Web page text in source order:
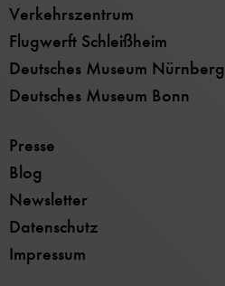
Verkehrszentrum
Flugwerft Schleißheim
Deutsches Museum Nürnberg
Deutsches Museum Bonn
Presse
Blog
Newsletter
Datenschutz
Impressum